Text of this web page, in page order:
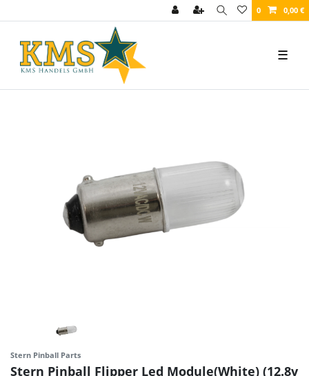
0 0,00 €
☰
Stern Pinball Parts
Stern Pinball Flipper Led Module(White) (12.8v